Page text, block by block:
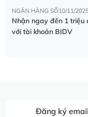
NGÂN HÀNG SỐ10/11/
Nhận ngay đến 1 triệu
với tài khoản BIDV
Đăng ký